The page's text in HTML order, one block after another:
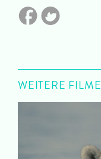
WEITERE FILME